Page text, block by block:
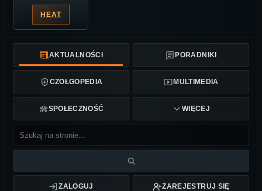
HEAT
AKTUALNOŚCI PORADNIKI
CZOŁGOPEDIA MULTIMEDIA
SPOŁECZNOŚĆ WIĘCEJ
ZALOGUJ ZAREJESTRUJ SIĘ